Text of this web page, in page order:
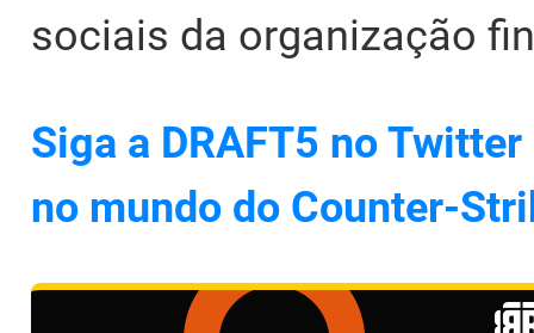
sociais da organização
Siga a DRAFT5 no
no mundo do Counter-